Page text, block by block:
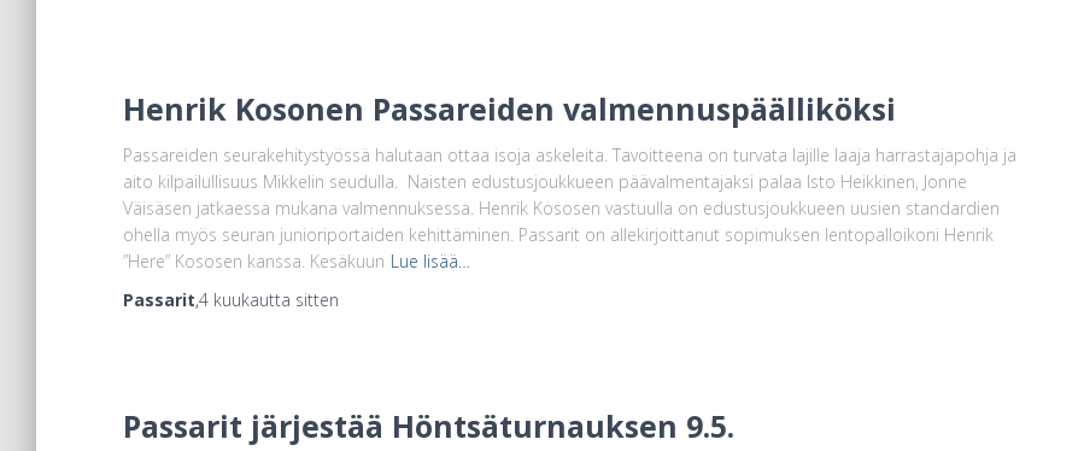
Henrik Kosonen Passareiden valmennuspäälliköksi
Passareiden seurakehitystyössä halutaan ottaa isoja askeleita. Tavoitteena on turvata lajille laaja harrastajapohja ja
aito kilpailullisuus Mikkelin seudulla. Naisten edustusjoukkueen päävalmentajaksi palaa Isto Heikkinen, Jonne
Väisäsen jatkaessa mukana valmennuksessa. Henrik Kososen vastuulla on edustusjoukkueen uusien standardien
ohella myös seuran junioriportaiden kehittäminen. Passarit on allekirjoittanut sopimuksen lentopalloikoni Henrik
”Here” Kososen kanssa. Kesäkuun Lue lisää…
Passarit,4 kuukautta sitten
Passarit järjestää Höntsäturnauksen 9.5.